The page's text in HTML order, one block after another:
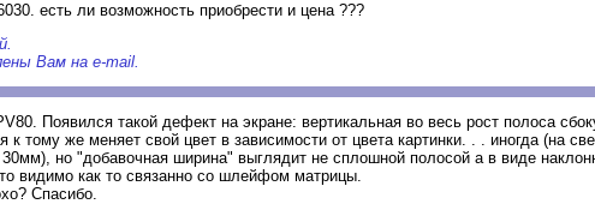
есть ли возможность приобрести и цена ???
Вам на e-mail.
Появился такой дефект на экране: вертикальная во весь рост полоса
к тому же меняет свой цвет в зависимости от цвета картинки. . . иногда (на
30мм), но "добавочная ширина" выглядит не сплошной полосой а в виде
видимо как то связанно со шлейфом матрицы.
Спасибо.